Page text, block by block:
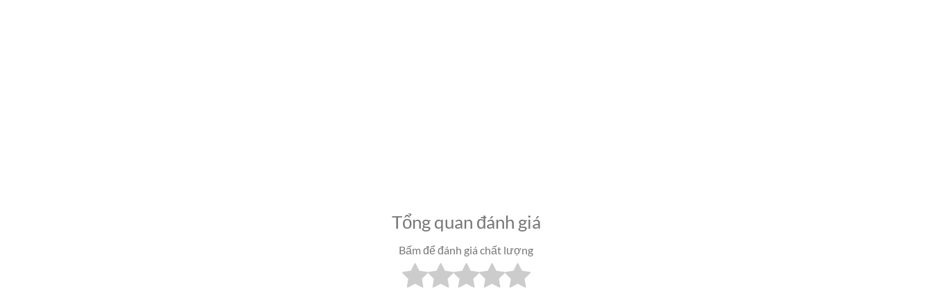
Tổng quan đánh giá
Bấm để đánh giá chất lượng